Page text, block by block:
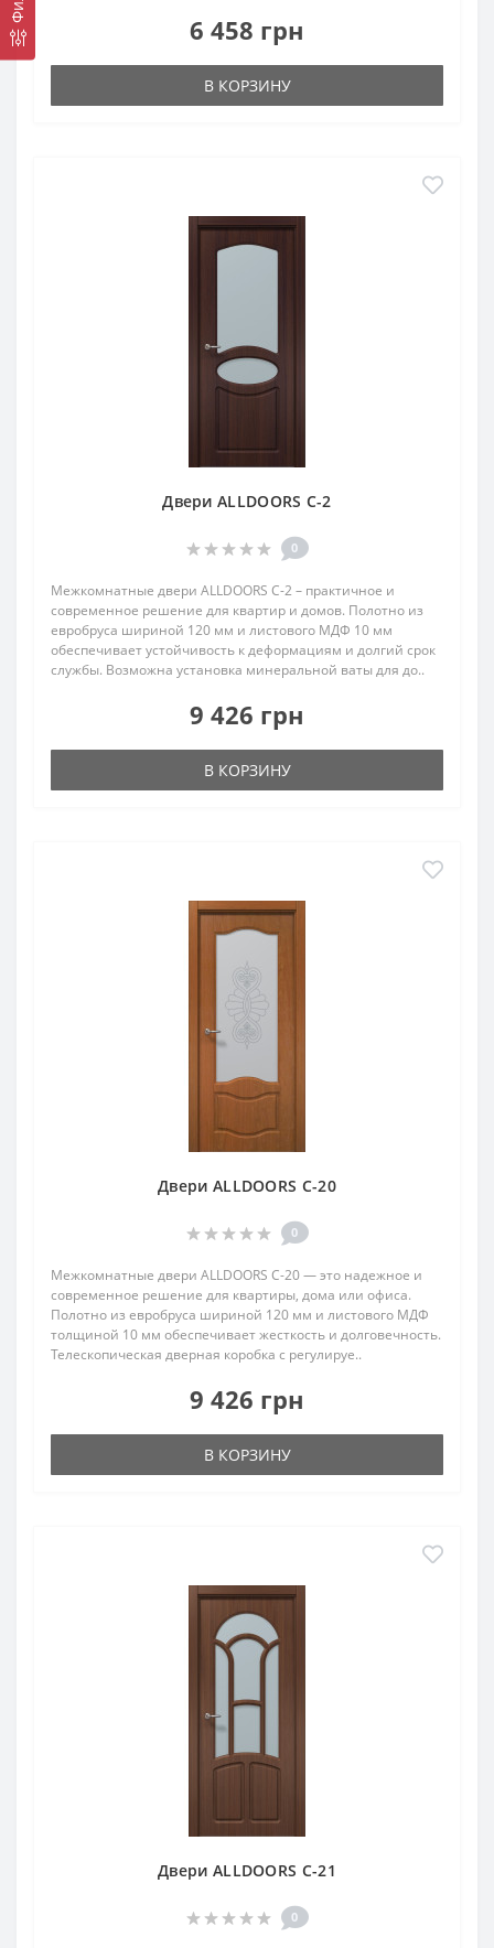
6 458 грн
В КОРЗИНУ
Двери ALLDOORS C-2
0
Межкомнатные двери ALLDOORS C-2 – практичное и
современное решение для квартир и домов. Полотно из
евробруса шириной 120 мм и листового МДФ 10 мм
обеспечивает устойчивость к деформациям и долгий срок
службы. Возможна установка минеральной ваты для до..
9 426 грн
В КОРЗИНУ
Двери ALLDOORS C-20
0
Межкомнатные двери ALLDOORS C-20 — это надежное и
современное решение для квартиры, дома или офиса.
Полотно из евробруса шириной 120 мм и листового МДФ
толщиной 10 мм обеспечивает жесткость и долговечность.
Телескопическая дверная коробка с регулируе..
9 426 грн
В КОРЗИНУ
Двери ALLDOORS C-21
0